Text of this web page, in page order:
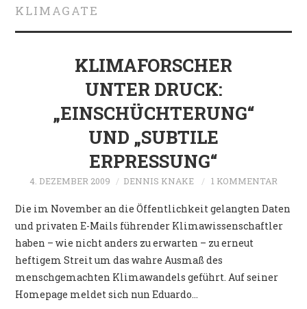
SCIENCE & FICTION
FOTOGRAFIE
KLIMAGATE
KLIMAFORSCHER
UNTER DRUCK:
„EINSCHÜCHTERUNG“
UND „SUBTILE
ERPRESSUNG“
4. DEZEMBER 2009 DENNIS KNAKE 1 KOMMENTAR
Die im November an die Öffentlichkeit gelangten Daten
und privaten E-Mails führender Klimawissenschaftler
haben – wie nicht anders zu erwarten – zu erneut
heftigem Streit um das wahre Ausmaß des
menschgemachten Klimawandels geführt. Auf seiner
Homepage meldet sich nun Eduardo…